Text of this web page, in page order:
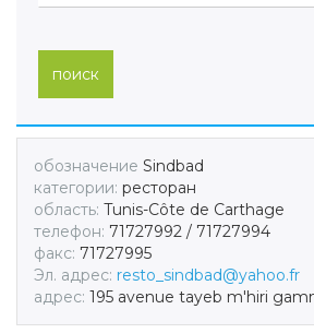
поиск
обозначение Sindbad
категории: ресторан
область: Tunis-Côte de Carthage
телефон: 71727992 / 71727994
факс: 71727995
Эл. адрес: resto_sindbad@yahoo.fr
адрес: 195 avenue tayeb m'hiri